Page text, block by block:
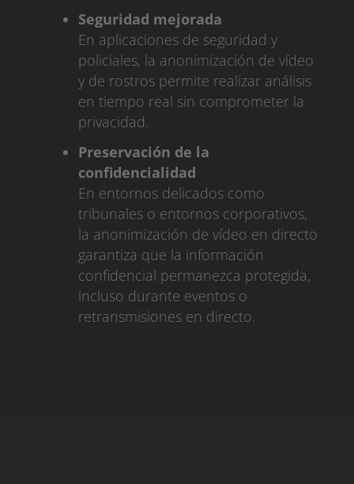
Seguridad mejorada
En aplicaciones de seguridad y
policiales, la anonimización de vídeo
y de rostros permite realizar análisis
en tiempo real sin comprometer la
privacidad.
Preservación de la
confidencialidad
En entornos delicados como
tribunales o entornos corporativos,
la anonimización de vídeo en directo
garantiza que la información
confidencial permanezca protegida,
incluso durante eventos o
retransmisiones en directo.